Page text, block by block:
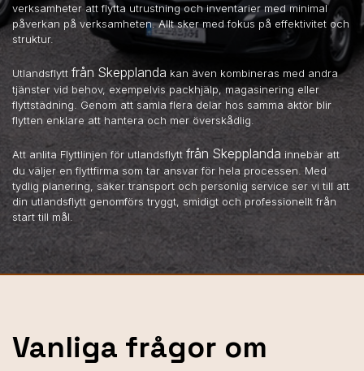
verksamheter att flytta utrustning och inventarier med minimal
påverkan på verksamheten. Allt sker med fokus på effektivitet och
struktur.
Utlandsflytt från Skepplanda kan även kombineras med andra
tjänster vid behov, exempelvis packhjälp, magasinering eller
flyttstädning. Genom att samla flera delar hos samma aktör blir
flytten enklare att hantera och mer överskådlig.
Att anlita Flyttlinjen för utlandsflytt från Skepplanda innebär att
du väljer en flyttfirma som tar ansvar för hela processen. Med
tydlig planering, säker transport och personlig service ser vi till att
din utlandsflytt genomförs tryggt, smidigt och professionellt från
start till mål.
Vanliga frågor om